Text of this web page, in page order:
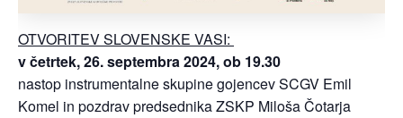
OTVORITEV SLOVENSKE VASI:
v četrtek, 26. septembra 2024, ob 19.30
nastop instrumentalne skupine gojencev SCGV Emil
Komel in pozdrav predsednika ZSKP Miloša Čotarja